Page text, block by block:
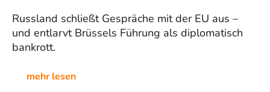
Russland schließt Gespräche mit der EU aus –
und entlarvt Brüssels Führung als diplomatisch
bankrott.
mehr lesen